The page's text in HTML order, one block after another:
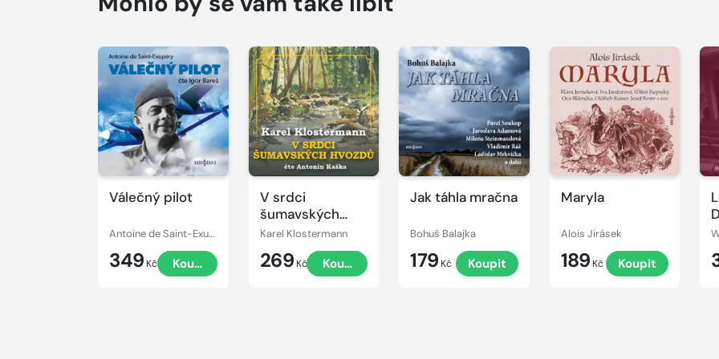
Válečný pilot
Antoine de Saint-Exupéry
349 Kč Koupit
Přehrát
ukázku
V srdci
šumavských
hvozdů
Karel Klostermann
269 Kč Koupit
Přehrát
ukázku
Jak táhla mračna
Bohuš Balajka
179 Kč Koupit
Přehrát
ukázku
Maryla
Alois Jirásek
189 Kč Koupit
Přehrát
ukázku